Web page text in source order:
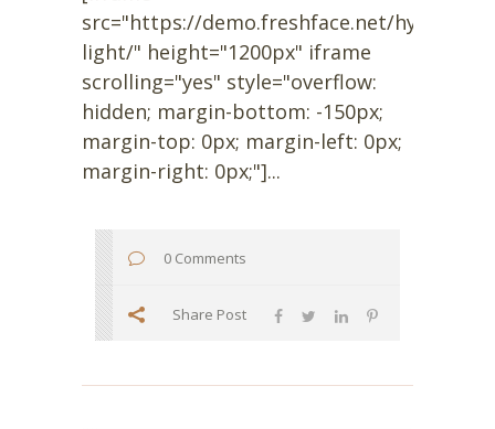
src="https://demo.freshface.net/hypnos-
light/" height="1200px" iframe
scrolling="yes" style="overflow:
hidden; margin-bottom: -150px;
margin-top: 0px; margin-left: 0px;
margin-right: 0px;"]...
0 Comments
Share Post